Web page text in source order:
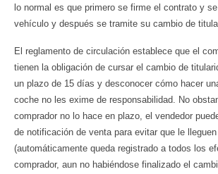
lo normal es que primero se firme el contrato y
vehículo y después se tramite su cambio de
El reglamento de circulación establece que el
tienen la obligación de cursar el cambio de
un plazo de 15 días y desconocer cómo hacer
coche no les exime de responsabilidad. No
comprador no lo hace en plazo, el vendedor
de notificación de venta para evitar que le
(automáticamente queda registrado a todos los
comprador, aun no habiéndose finalizado el